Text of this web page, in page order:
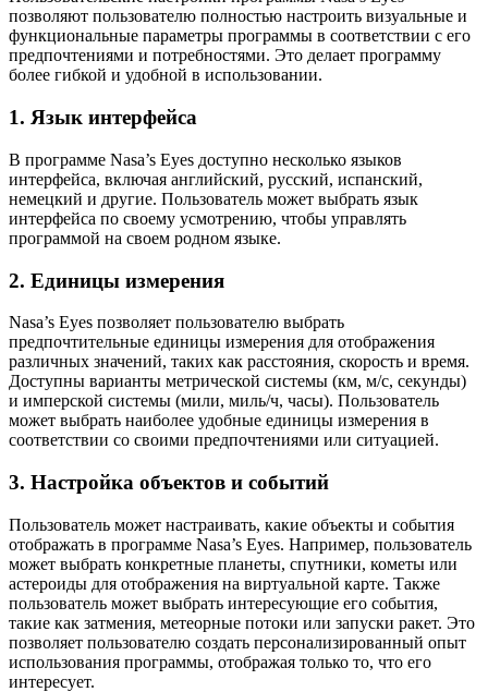
позволяют пользователю полностью настроить визуальные и
функциональные параметры программы в соответствии с его
предпочтениями и потребностями. Это делает программу
более гибкой и удобной в использовании.
1. Язык интерфейса
В программе Nasa’s Eyes доступно несколько языков
интерфейса, включая английский, русский, испанский,
немецкий и другие. Пользователь может выбрать язык
интерфейса по своему усмотрению, чтобы управлять
программой на своем родном языке.
2. Единицы измерения
Nasa’s Eyes позволяет пользователю выбрать
предпочтительные единицы измерения для отображения
различных значений, таких как расстояния, скорость и время.
Доступны варианты метрической системы (км, м/с, секунды)
и имперской системы (мили, миль/ч, часы). Пользователь
может выбрать наиболее удобные единицы измерения в
соответствии со своими предпочтениями или ситуацией.
3. Настройка объектов и событий
Пользователь может настраивать, какие объекты и события
отображать в программе Nasa’s Eyes. Например, пользователь
может выбрать конкретные планеты, спутники, кометы или
астероиды для отображения на виртуальной карте. Также
пользователь может выбрать интересующие его события,
такие как затмения, метеорные потоки или запуски ракет. Это
позволяет пользователю создать персонализированный опыт
использования программы, отображая только то, что его
интересует.